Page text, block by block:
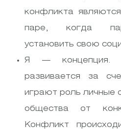
конфликта
паре, когда
установить свою
Я — концепция.
развивается за
играют роль личные
общества от
Конфликт